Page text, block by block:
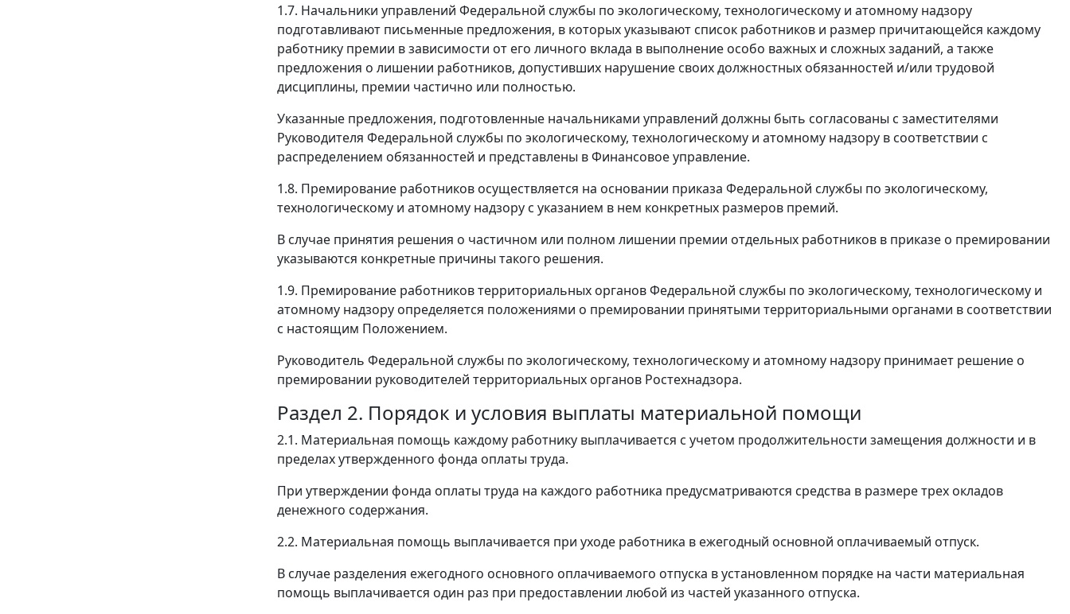
1.7. Начальники управлений Федеральной службы по экологическому, технологическому и атомному надзору
подготавливают письменные предложения, в которых указывают список работников и размер причитающейся каждому
работнику премии в зависимости от его личного вклада в выполнение особо важных и сложных заданий, а также
предложения о лишении работников, допустивших нарушение своих должностных обязанностей и/или трудовой
дисциплины, премии частично или полностью.
Указанные предложения, подготовленные начальниками управлений должны быть согласованы с заместителями
Руководителя Федеральной службы по экологическому, технологическому и атомному надзору в соответствии с
распределением обязанностей и представлены в Финансовое управление.
1.8. Премирование работников осуществляется на основании приказа Федеральной службы по экологическому,
технологическому и атомному надзору с указанием в нем конкретных размеров премий.
В случае принятия решения о частичном или полном лишении премии отдельных работников в приказе о премировании
указываются конкретные причины такого решения.
1.9. Премирование работников территориальных органов Федеральной службы по экологическому, технологическому и
атомному надзору определяется положениями о премировании принятыми территориальными органами в соответствии
с настоящим Положением.
Руководитель Федеральной службы по экологическому, технологическому и атомному надзору принимает решение о
премировании руководителей территориальных органов Ростехнадзора.
Раздел 2. Порядок и условия выплаты материальной помощи
2.1. Материальная помощь каждому работнику выплачивается с учетом продолжительности замещения должности и в
пределах утвержденного фонда оплаты труда.
При утверждении фонда оплаты труда на каждого работника предусматриваются средства в размере трех окладов
денежного содержания.
2.2. Материальная помощь выплачивается при уходе работника в ежегодный основной оплачиваемый отпуск.
В случае разделения ежегодного основного оплачиваемого отпуска в установленном порядке на части материальная
помощь выплачивается один раз при предоставлении любой из частей указанного отпуска.